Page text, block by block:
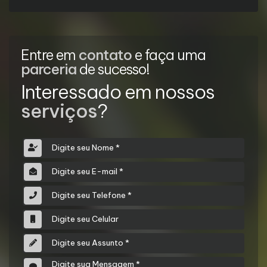
Entre em contato e faça uma
parceria de sucesso!
Interessado em nossos
serviços?